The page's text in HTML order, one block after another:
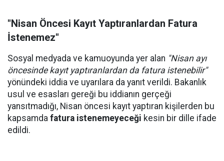
"Nisan Öncesi Kayıt Yaptıranlardan Fatura
İstenemez"
Sosyal medyada ve kamuoyunda yer alan "Nisan ayı
öncesinde kayıt yaptıranlardan da fatura istenebilir"
yönündeki iddia ve uyarılara da yanıt verildi. Bakanlık
usul ve esasları gereği bu iddianın gerçeği
yansıtmadığı, Nisan öncesi kayıt yaptıran kişilerden bu
kapsamda fatura istenemeyeceği kesin bir dille ifade
edildi.